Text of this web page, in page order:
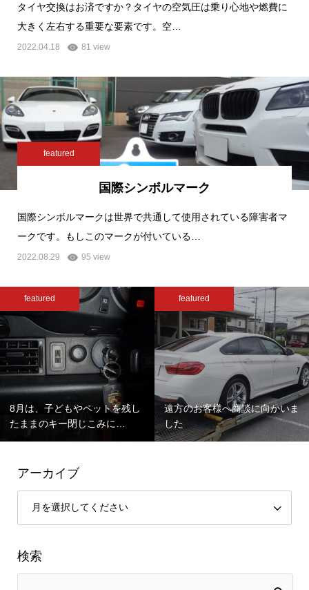
タイヤ交換はお済ですか？タイヤの空気圧は乗り心地や燃費に
大きく左右する重要な要素です。空…
2022.04.18 81 view
featured
国際シンボルマーク
国際シンボルマークは世界で共通して使用されている障害者マ
ークです。もしこのマークが付いている…
2022.08.29 95 view
featured
8月は、子どもやペットを残し
たままのキー閉じこみに…
featured
遠方のお客様へ商談に向かいま
した
アーカイブ
検索